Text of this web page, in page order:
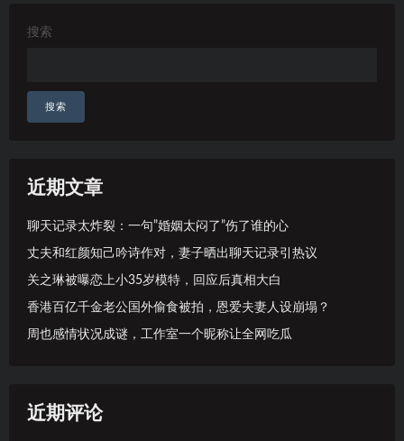
搜索
搜索
近期文章
聊天记录太炸裂：一句”婚姻太闷了”伤了谁的心
丈夫和红颜知己吟诗作对，妻子晒出聊天记录引热议
关之琳被曝恋上小35岁模特，回应后真相大白
香港百亿千金老公国外偷食被拍，恩爱夫妻人设崩塌？
周也感情状况成谜，工作室一个昵称让全网吃瓜
近期评论